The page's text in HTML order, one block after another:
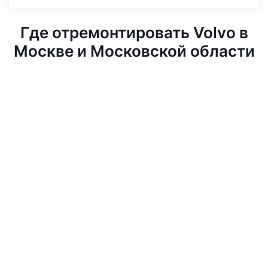
Где отремонтировать Volvo в
Москве и Московской области